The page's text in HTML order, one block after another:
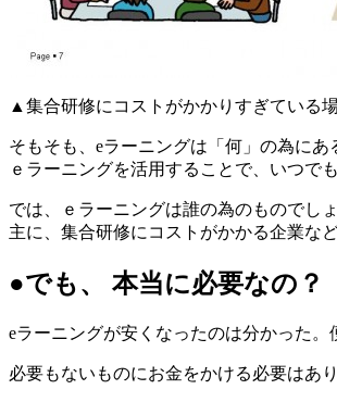
▲集合研修にコストがかかりすぎている
そもそも、eラーニングは「何」の為にあ
ｅラーニングを活用することで、いつで
では、ｅラーニングは誰の為のものでしょ
主に、集合研修にコストがかかる企業な
●でも、 本当に必要なの？
eラーニングが安くなったのは分かった
必要もないものにお金をかける必要はあ